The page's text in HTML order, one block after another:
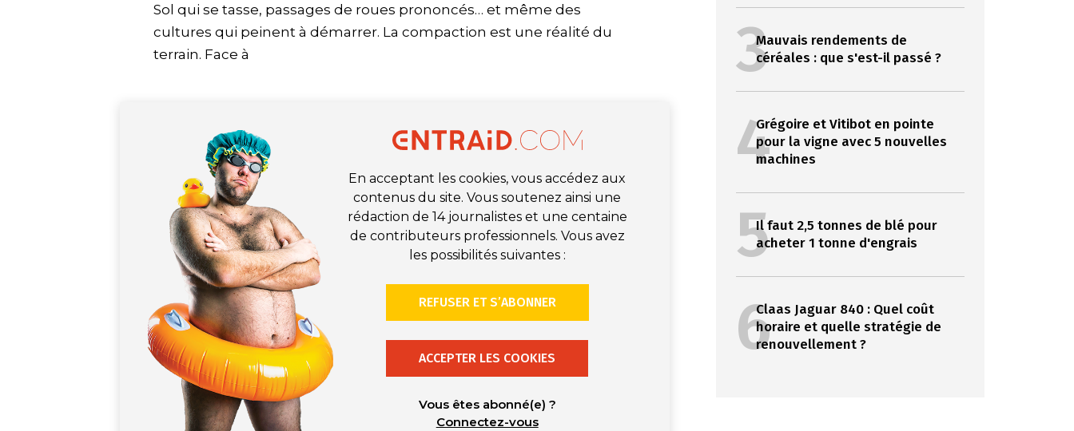
Sol qui se tasse, passages de roues prononcés… et même des
cultures qui peinent à démarrer. La compaction est une réalité du
terrain. Face à
En acceptant les cookies, vous accédez aux
contenus du site. Vous soutenez ainsi une
rédaction de 14 journalistes et une centaine
de contributeurs professionnels. Vous avez
les possibilités suivantes :
REFUSER ET S’ABONNER
ACCEPTER LES COOKIES
Vous êtes abonné(e) ?
Connectez-vous
3Mauvais rendements de
céréales : que s'est-il passé ?
4Grégoire et Vitibot en pointe
pour la vigne avec 5 nouvelles
machines
5Il faut 2,5 tonnes de blé pour
acheter 1 tonne d'engrais
6Claas Jaguar 840 : Quel coût
horaire et quelle stratégie de
renouvellement ?